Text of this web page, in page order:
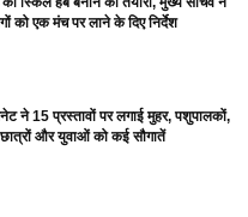
को एक मंच पर लाने के दिए निर्देश
ने 15 प्रस्तावों पर लगाई मुहर, पशुपालकों,
और युवाओं को कई सौगातें